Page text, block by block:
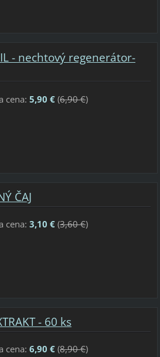
- nechtový regenerátor-
cena: 5,90 €(6,90 €)
ČAJ
cena: 3,10 €(3,60 €)
- 60 ks
cena: 6,90 €(8,90 €)